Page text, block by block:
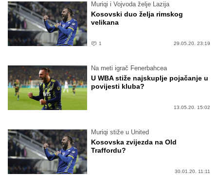
Muriqi i Vojvoda želje Lazija
Kosovski duo želja rimskog
velikana
1 29.05.20. 23:19
Na meti igrač Fenerbahcea
U WBA stiže najskuplje pojačanje u
povijesti kluba?
13.05.20. 15:02
Muriqi stiže u United
Kosovska zvijezda na Old
Traffordu?
30.01.20. 11:11